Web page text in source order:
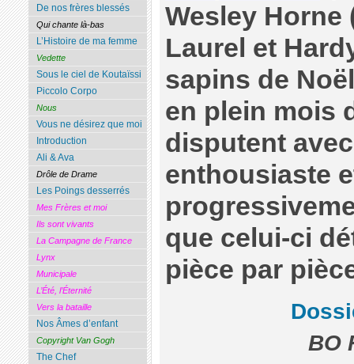
Wesley Horne
Laurel et
sapins de
en plein mois
disputent
enthousiaste
que celui-ci
pièce par
BO
De nos frères blessés
Qui chante là-bas
L’Histoire de ma femme
Vedette
Sous le ciel de Koutaïssi
Piccolo Corpo
Nous
Vous ne désirez que moi
Introduction
Ali & Ava
Drôle de Drame
Les Poings desserrés
Mes Frères et moi
Ils sont vivants
La Campagne de France
Lynx
Municipale
L’Été, l’Éternité
Vers la bataille
Nos Âmes d’enfant
Copyright Van Gogh
The Chef